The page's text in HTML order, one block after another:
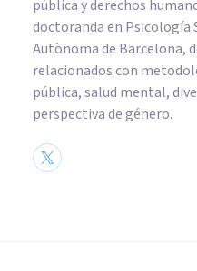
pública y derechos
doctoranda en Psicología
Autònoma de Barcelona,
relacionados con
pública, salud mental,
perspectiva de género.